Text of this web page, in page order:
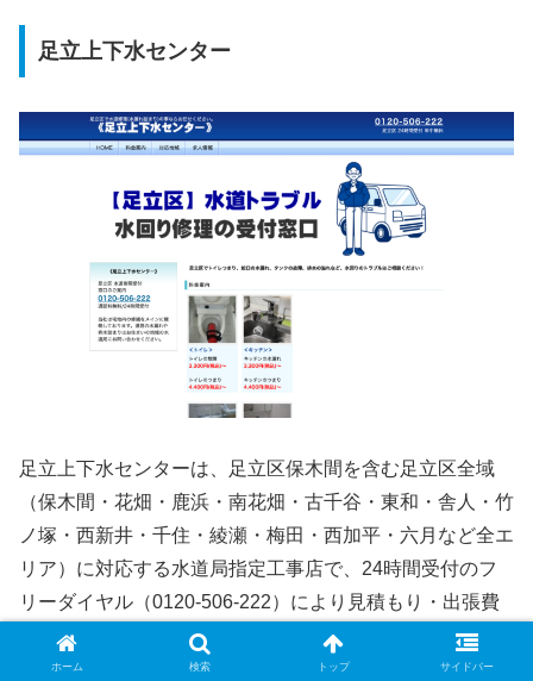
足立上下水センター
足立上下水センターは、足立区保木間を含む足立区全域
（保木間・花畑・鹿浜・南花畑・古千谷・東和・舎人・竹
ノ塚・西新井・千住・綾瀬・梅田・西加平・六月など全エ
リア）に対応する水道局指定工事店で、24時間受付のフ
リーダイヤル（0120-506-222）により見積もり・出張費
ともに無料でサービスを提供しています。電話口での概算
見積もりにも対応しており、訪問前に費用感を把握できる
ホーム 検索 トップ サイドバー